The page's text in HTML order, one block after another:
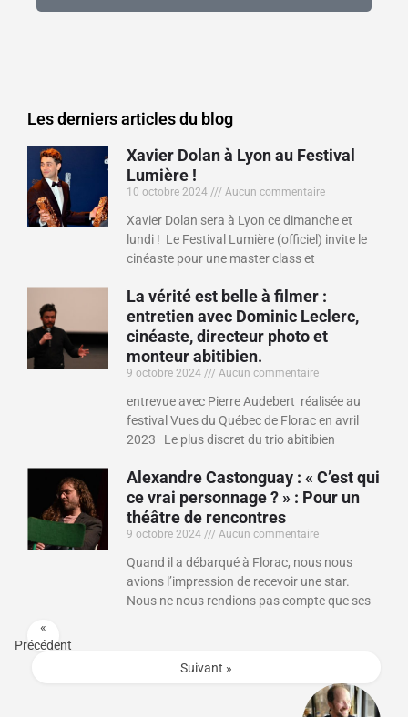
Les derniers articles du blog
Xavier Dolan à Lyon au Festival
Lumière !
10 octobre 2024 Aucun commentaire
Xavier Dolan sera à Lyon ce dimanche et
lundi ! Le Festival Lumière (officiel) invite le
cinéaste pour une master class et
La vérité est belle à filmer :
entretien avec Dominic Leclerc,
cinéaste, directeur photo et
monteur abitibien.
9 octobre 2024 Aucun commentaire
entrevue avec Pierre Audebert réalisée au
festival Vues du Québec de Florac en avril
2023 Le plus discret du trio abitibien
Alexandre Castonguay : « C’est qui
ce vrai personnage ? » : Pour un
théâtre de rencontres
9 octobre 2024 Aucun commentaire
Quand il a débarqué à Florac, nous nous
avions l’impression de recevoir une star.
Nous ne nous rendions pas compte que ses
«
Précédent
Suivant »